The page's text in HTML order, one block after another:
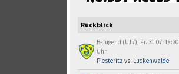
Rückblick
B-Jugend (U17), Fr. 31.07. 18:30
Uhr
Piesteritz vs. Luckenwalde